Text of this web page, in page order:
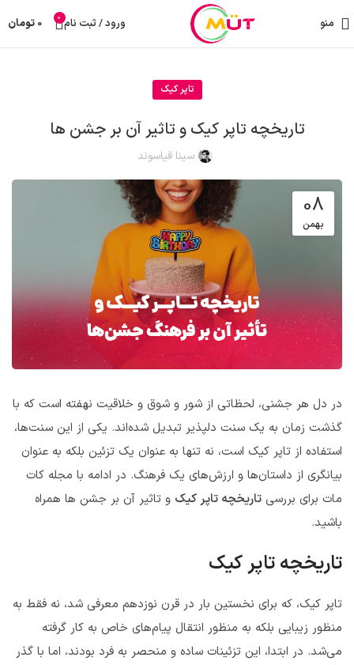
منو ورود / ثبت نام 0
0 تومان
تاپر کیک
تاریخچه تاپر کیک و تاثیر آن بر جشن ها
سینا قیاسوند
08
بهمن
در دل هر جشنی، لحظاتی از شور و شوق و خلاقیت نهفته است که با
گذشت زمان به یک سنت دلپذیر تبدیل شده‌اند. یکی از این سنت‌ها،
استفاده از تاپر کیک است، نه تنها به عنوان یک تزئین بلکه به عنوان
بیانگری از داستان‌ها و ارزش‌های یک فرهنگ. در ادامه با مجله کات
مات برای بررسی تاریخچه تاپر کیک و تاثیر آن بر جشن ها همراه
باشید.
تاریخچه تاپر کیک
تاپر کیک، که برای نخستین بار در قرن نوزدهم معرفی شد، نه فقط به
منظور زیبایی بلکه به منظور انتقال پیام‌های خاص به کار گرفته
می‌شد. در ابتدا، این تزئینات ساده و منحصر به فرد بودند، اما با گذر